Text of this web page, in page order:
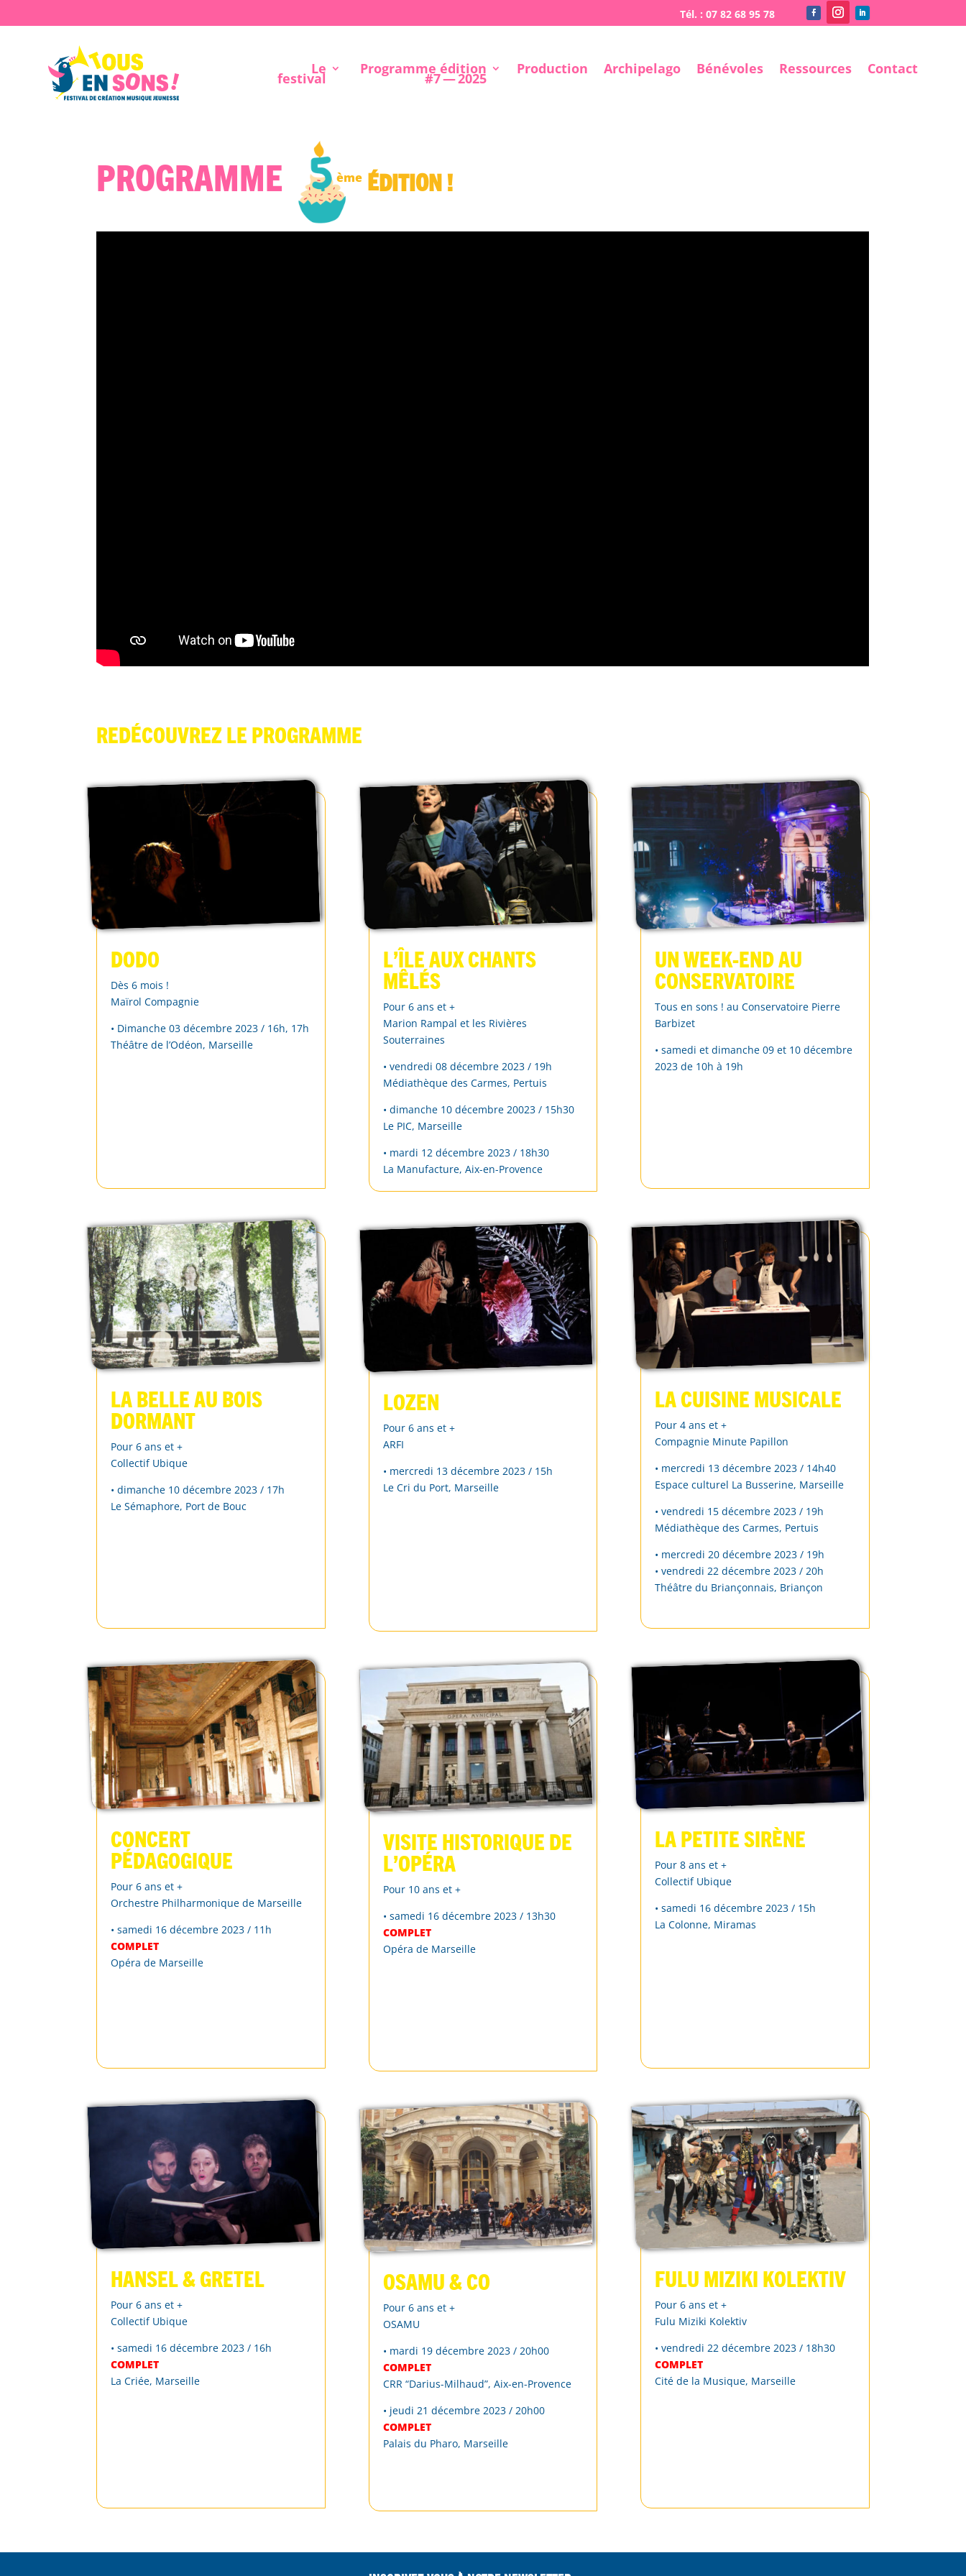
Le
festival
Programme édition
#7 — 2025
Production Archipelago Bénévoles Ressources Contact
Programme ème édition !
Redécouvrez le programme
Dodo
Dès 6 mois !
Maïrol Compagnie
• Dimanche 03 décembre 2023 / 16h, 17h
Théâtre de l’Odéon, Marseille
La belle au bois
dormant
Pour 6 ans et +
Collectif Ubique
• dimanche 10 décembre 2023 / 17h
Le Sémaphore, Port de Bouc
Concert
Pédagogique
Pour 6 ans et +
Orchestre Philharmonique de Marseille
• samedi 16 décembre 2023 / 11h
COMPLET
Opéra de Marseille
Hansel & Gretel
Pour 6 ans et +
Collectif Ubique
• samedi 16 décembre 2023 / 16h
COMPLET
La Criée, Marseille
L’Île aux chants
mêlés
Pour 6 ans et +
Marion Rampal et les Rivières
Souterraines
• vendredi 08 décembre 2023 / 19h
Médiathèque des Carmes, Pertuis
• dimanche 10 décembre 20023 / 15h30
Le PIC, Marseille
• mardi 12 décembre 2023 / 18h30
La Manufacture, Aix-en-Provence
Lozen
Pour 6 ans et +
ARFI
• mercredi 13 décembre 2023 / 15h
Le Cri du Port, Marseille
Visite historique de
l’Opéra
Pour 10 ans et +
• samedi 16 décembre 2023 / 13h30
COMPLET
Opéra de Marseille
OSAMU & Co
Pour 6 ans et +
OSAMU
• mardi 19 décembre 2023 / 20h00
COMPLET
CRR “Darius-Milhaud”, Aix-en-Provence
• jeudi 21 décembre 2023 / 20h00
COMPLET
Palais du Pharo, Marseille
Un week-end au
Conservatoire
Tous en sons ! au Conservatoire Pierre
Barbizet
• samedi et dimanche 09 et 10 décembre
2023 de 10h à 19h
La cuisine musicale
Pour 4 ans et +
Compagnie Minute Papillon
• mercredi 13 décembre 2023 / 14h40
Espace culturel La Busserine, Marseille
• vendredi 15 décembre 2023 / 19h
Médiathèque des Carmes, Pertuis
• mercredi 20 décembre 2023 / 19h
• vendredi 22 décembre 2023 / 20h
Théâtre du Briançonnais, Briançon
La Petite sirène
Pour 8 ans et +
Collectif Ubique
• samedi 16 décembre 2023 / 15h
La Colonne, Miramas
Fulu Miziki Kolektiv
Pour 6 ans et +
Fulu Miziki Kolektiv
• vendredi 22 décembre 2023 / 18h30
COMPLET
Cité de la Musique, Marseille